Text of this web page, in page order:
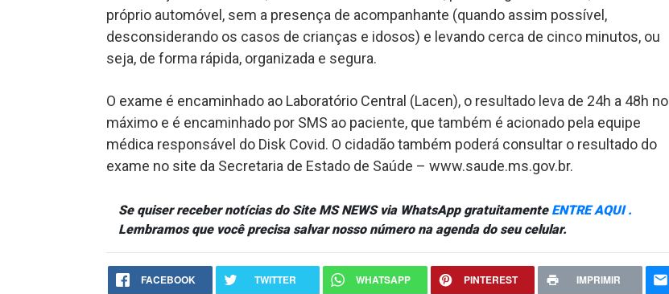
próprio automóvel, sem a presença de acompanhante (quando assim possível,
desconsiderando os casos de crianças e idosos) e levando cerca de cinco minutos, ou
seja, de forma rápida, organizada e segura.
O exame é encaminhado ao Laboratório Central (Lacen), o resultado leva de 24h a 48h no
máximo e é encaminhado por SMS ao paciente, que também é acionado pela equipe
médica responsável do Disk Covid. O cidadão também poderá consultar o resultado do
exame no site da Secretaria de Estado de Saúde – www.saude.ms.gov.br.
Se quiser receber notícias do Site MS NEWS via WhatsApp gratuitamente ENTRE AQUI .
Lembramos que você precisa salvar nosso número na agenda do seu celular.
FACEBOOK TWITTER WHATSAPP PINTEREST IMPRIMIR